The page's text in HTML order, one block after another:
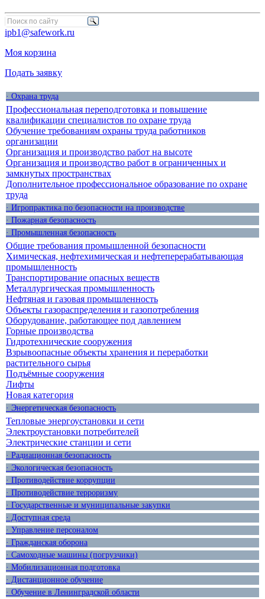
ipb1@safework.ru
Моя корзина
Подать заявку
· Охрана труда
Профессиональная переподготовка и повышение
квалификации специалистов по охране труда
Обучение требованиям охраны труда работников
организации
Организация и производство работ на высоте
Организация и производство работ в ограниченных и
замкнутых пространствах
Дополнительное профессиональное образование по охране
труда
· Игропрактика по безопасности на производстве
· Пожарная безопасность
· Промышленная безопасность
Общие требования промышленной безопасности
Химическая, нефтехимическая и нефтеперерабатывающая
промышленность
Транспортирование опасных веществ
Металлургическая промышленность
Нефтяная и газовая промышленность
Объекты газораспределения и газопотребления
Оборудование, работающее под давлением
Горные производства
Гидротехнические сооружения
Взрывоопасные объекты хранения и переработки
растительного сырья
Подъёмные сооружения
Лифты
Новая категория
· Энергетическая безопасность
Тепловые энергоустановки и сети
Электроустановки потребителей
Электрические станции и сети
· Радиационная безопасность
· Экологическая безопасность
· Противодействие коррупции
· Противодействие терроризму
· Государственные и муниципальные закупки
· Доступная среда
· Управление персоналом
· Гражданская оборона
· Самоходные машины (погрузчики)
· Мобилизационная подготовка
· Дистанционное обучение
· Обучение в Ленинградской области